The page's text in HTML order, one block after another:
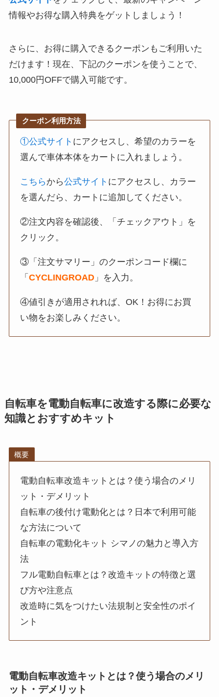
情報やお得な購入特典をゲットしましょう！
さらに、お得に購入できるクーポンもご利用いた
だけます！現在、下記のクーポンを使うことで、
10,000円OFFで購入可能です。
クーポン利用方法
①公式サイト にアクセスし、希望のカラーを
選んで車体本体をカートに入れましょう。
こちら から公式サイト にアクセスし、カラー
を選んだら、カートに追加してください。
②注文内容を確認後、「チェックアウト」を
クリック。
③「注文サマリー」のクーポンコード欄に
「CYCLINGROAD 」を入力。
④値引きが適用されれば、OK！お得にお買
い物をお楽しみください。
自転車を電動自転車に改造する際に必要な
知識とおすすめキット
概要
電動自転車改造キットとは？使う場合のメリ
ット・デメリット
自転車の後付け電動化とは？日本で利用可能
な方法について
自転車の電動化キット シマノの魅力と導入方
法
フル電動自転車とは？改造キットの特徴と選
び方や注意点
改造時に気をつけたい法規制と安全性のポイ
ント
電動自転車改造キットとは？使う場合のメリ
ット・デメリット